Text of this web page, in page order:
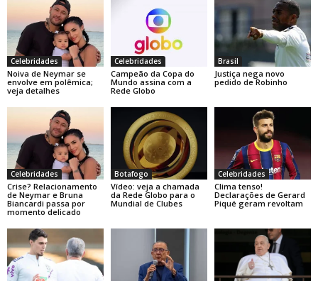
Celebridades
Noiva de Neymar se
envolve em polêmica;
veja detalhes
Celebridades
Campeão da Copa do
Mundo assina com a
Rede Globo
Brasil
Justiça nega novo
pedido de Robinho
Celebridades
Crise? Relacionamento
de Neymar e Bruna
Biancardi passa por
momento delicado
Botafogo
Vídeo: veja a chamada
da Rede Globo para o
Mundial de Clubes
Celebridades
Clima tenso!
Declarações de Gerard
Piqué geram revoltam